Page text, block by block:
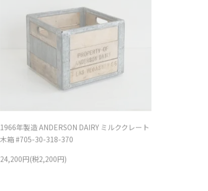
1966年製造 ANDERSON DAIRY ミルククレート
木箱 #705-30-318-370
24,200円(税2,200円)